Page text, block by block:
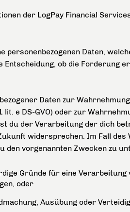
der LogPay Financial
Daten,
Entscheidung, ob die Forderung
Daten zur
lit. e DS-GVO) oder zur
du der Verarbeitung der dich
widersprechen. Im Fall
den vorgenannten Zwecken zu
Gründe für eine Verarbeitung
oder
Ausübung oder